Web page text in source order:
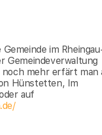
im
Gemeindeverwaltung
noch mehr erfärt man
Hünstetten, Im
auf